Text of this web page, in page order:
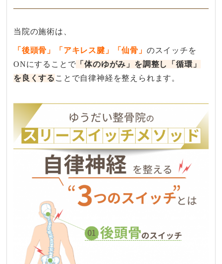
当院の​施術は、​
「後頭骨」​「アキレス腱」​「仙骨」 の​スイッチを​
ONに​する​ことで 「体のゆが​み」を​調整し​「循環」
を​良く​する ことで​自律神経を​整えられます。​